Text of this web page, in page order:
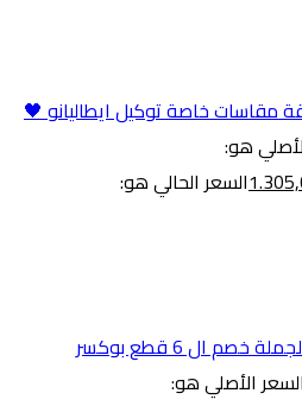
مقاسات خاصة توكيل ايطاليانو 🖤
هو:
السعر الحالي هو:
عرض الجملة خصم ال 6 قطع بوكسر
السعر الأصلي هو: